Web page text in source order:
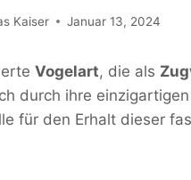
Kaiser Januar 13, 2024
Vogelart, die als
durch ihre
für den Erhalt dieser